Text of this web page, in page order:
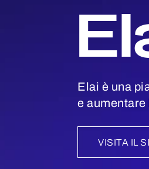
Elai è una
e
VISITA IL